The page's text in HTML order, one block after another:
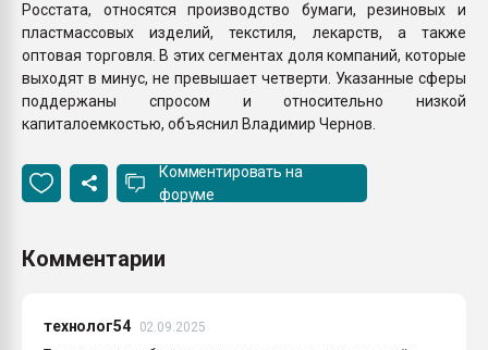
Росстата, относятся производство бумаги, резиновых и
пластмассовых изделий, текстиля, лекарств, а также
оптовая торговля. В этих сегментах доля компаний, которые
выходят в минус, не превышает четверти. Указанные сферы
поддержаны спросом и относительно низкой
капиталоемкостью, объяснил Владимир Чернов.
Комментировать на
форуме
Комментарии
технолог54
02.09.2025